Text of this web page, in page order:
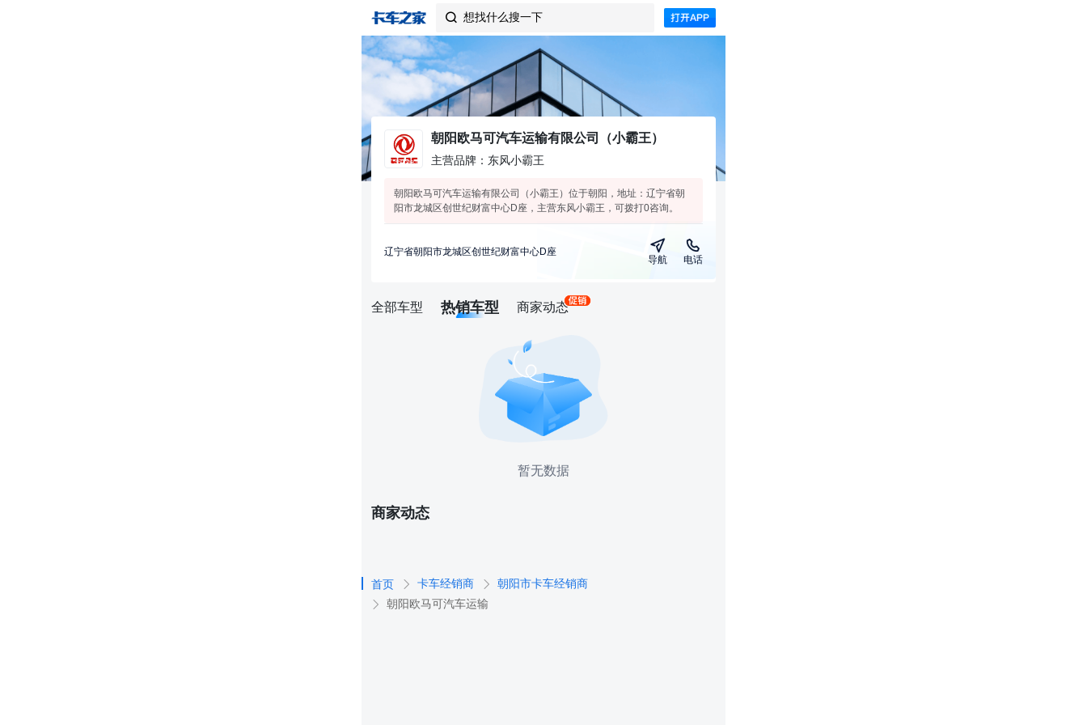
 想找什么搜一下
朝阳欧马可汽车运输有限公司（小霸王）
主营品牌：东风小霸王
朝阳欧马可汽车运输有限公司（小霸王）位于朝阳，地址：辽宁省朝
阳市龙城区创世纪财富中心D座，主营东风小霸王，可拨打0咨询。
辽宁省朝阳市龙城区创世纪财富中心D座
导航 电话
全部车型 热销车型 商家动态
暂无数据
商家动态
首页 卡车经销商
朝阳市卡车经销商
朝阳欧马可汽车运输